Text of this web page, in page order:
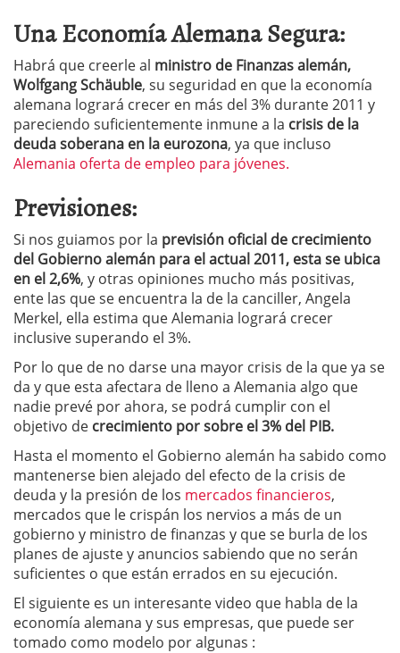
Una Economía Alemana Segura:
Habrá que creerle al ministro de Finanzas alemán,
Wolfgang Schäuble, su seguridad en que la economía
alemana logrará crecer en más del 3% durante 2011 y
pareciendo suficientemente inmune a la crisis de la
deuda soberana en la eurozona, ya que incluso
Alemania oferta de empleo para jóvenes.
Previsiones:
Si nos guiamos por la previsión oficial de crecimiento
del Gobierno alemán para el actual 2011, esta se ubica
en el 2,6%, y otras opiniones mucho más positivas,
ente las que se encuentra la de la canciller, Angela
Merkel, ella estima que Alemania logrará crecer
inclusive superando el 3%.
Por lo que de no darse una mayor crisis de la que ya se
da y que esta afectara de lleno a Alemania algo que
nadie prevé por ahora, se podrá cumplir con el
objetivo de crecimiento por sobre el 3% del PIB.
Hasta el momento el Gobierno alemán ha sabido como
mantenerse bien alejado del efecto de la crisis de
deuda y la presión de los mercados financieros,
mercados que le crispán los nervios a más de un
gobierno y ministro de finanzas y que se burla de los
planes de ajuste y anuncios sabiendo que no serán
suficientes o que están errados en su ejecución.
El siguiente es un interesante video que habla de la
economía alemana y sus empresas, que puede ser
tomado como modelo por algunas :